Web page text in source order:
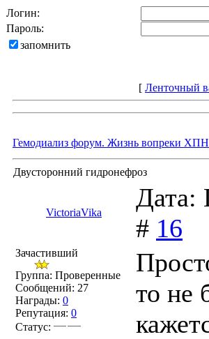
Логин:
Пароль:
запомнить
[ Ленточный
Гемодиализ форум. Жизнь вопреки
Двусторонний гидронефроз
VictoriaVika
Дата:
# 16
Зачастивший
Группа: Проверенные
Сообщений: 27
Награды: 0
Репутация: 0
Статус:
то не